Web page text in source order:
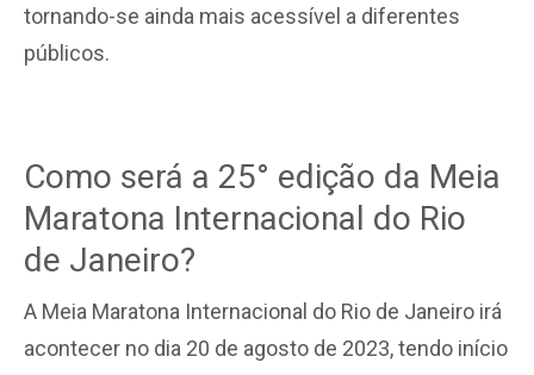
tornando-se ainda mais acessível a diferentes
públicos.
Como será a 25° edição da Meia
Maratona Internacional do Rio
de Janeiro?
A Meia Maratona Internacional do Rio de Janeiro irá
acontecer no dia 20 de agosto de 2023, tendo início